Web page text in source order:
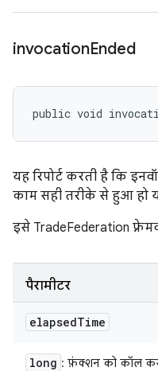
invocationEnded
public void
यह रिपोर्ट करती है कि
काम सही तरीके से हुआ हो
इसे TradeFederation
पैरामीटर
elapsedTime
long : फ़ंक्शन को कॉल